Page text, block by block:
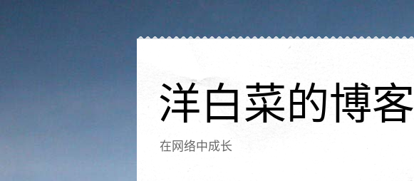
洋白菜的博客
在网络中成长